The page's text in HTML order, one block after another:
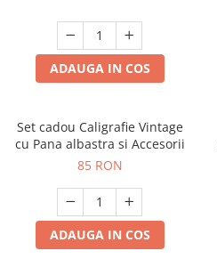
ADAUGA IN COS
Set cadou Caligrafie Vintage
cu Pana albastra si Accesorii
85 RON
ADAUGA IN COS